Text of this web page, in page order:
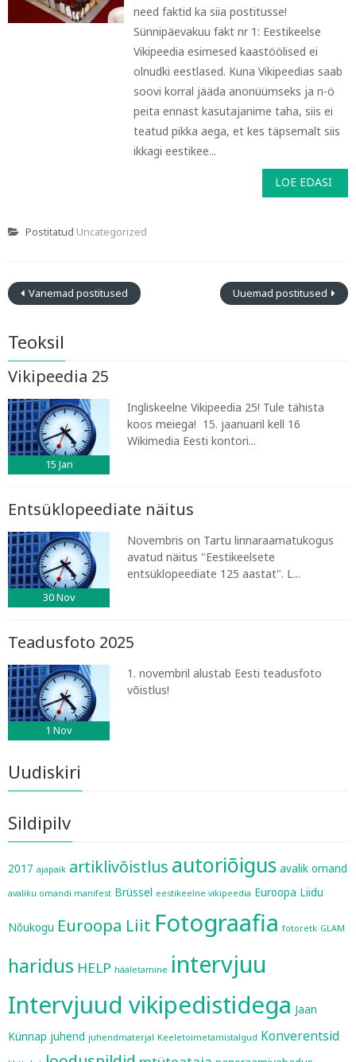
need faktid ka siia postitusse!
Sünnipäevakuu fakt nr 1: Eestikeelse
Vikipeedia esimesed kaastöölised ei
olnudki eestlased. Kuna Vikipeedias saab
soovi korral jääda anonüümseks ja n-ö
peita ennast kasutajanime taha, siis ei
teatud pikka aega, et kes täpsemalt siis
ikkagi eestikee...
LOE EDASI
Postitatud Uncategorized
Vanemad postitused Uuemad postitused
Teoksil
Vikipeedia 25
15 Jan
Ingliskeelne Vikipeedia 25! Tule tähista
koos meiega! 15. jaanuaril kell 16
Wikimedia Eesti kontori...
Entsüklopeediate näitus
30Nov
Novembris on Tartu linnaraamatukogus
avatud näitus "Eestikeelsete
entsüklopeediate 125 aastat". L...
Teadusfoto 2025
1 Nov
1. novembril alustab Eesti teadusfoto
võistlus!
Uudiskiri
Sildipilv
2017 ajapaik artiklivõistlus autoriõigus avalik omand
avaliku omandi manifest Brüssel eestikeelne vikipeedia Euroopa Liidu
Nõukogu Euroopa Liit Fotograafia fotoretk GLAM
haridus HELP hääletamine intervjuu
Intervjuud vikipedistidega Jaan
Künnap juhend juhendmaterjal Keeletoimetamistalgud Konverentsid